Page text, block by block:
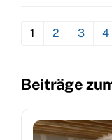
1 2 3 4
Beiträge